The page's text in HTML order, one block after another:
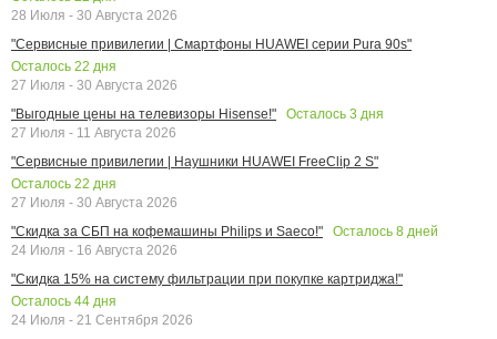
28 Июля - 30 Августа 2026
"Сервисные привилегии | Смартфоны HUAWEI серии Pura 90s"
Осталось 22 дня
27 Июля - 30 Августа 2026
"Выгодные цены на телевизоры Hisense!"
Осталось 3 дня
27 Июля - 11 Августа 2026
"Сервисные привилегии | Наушники HUAWEI FreeClip 2 S"
Осталось 22 дня
27 Июля - 30 Августа 2026
"Скидка за СБП на кофемашины Philips и Saeco!"
Осталось 8 дней
24 Июля - 16 Августа 2026
"Скидка 15% на систему фильтрации при покупке картриджа!"
Осталось 44 дня
24 Июля - 21 Сентября 2026